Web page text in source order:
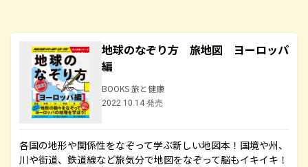
地球のなぞり方 旅地図 ヨーロッパ
編
BOOKS 旅と健康
2022.10.14 発売
各国の地形や関係性をなぞって学ぶ新しい地図本！国境や州、
川や街道、鉄道線など旅気分で地図をなぞって脳もイキイキ！